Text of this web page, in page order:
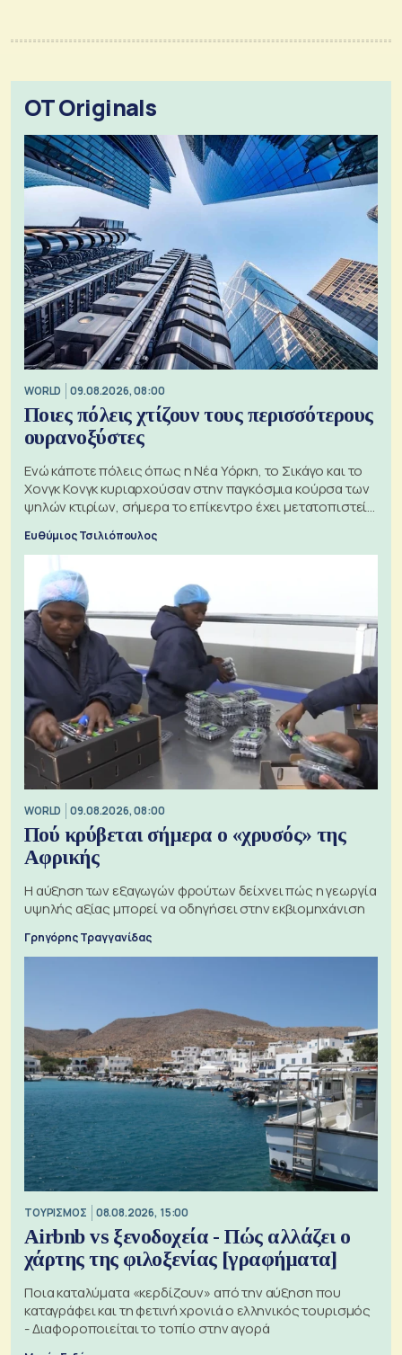
OT Originals
WORLD 09.08.2026, 08:00
Ποιες πόλεις χτίζουν τους περισσότερους
ουρανοξύστες
Ενώ κάποτε πόλεις όπως η Νέα Υόρκη, το Σικάγο και το
Χονγκ Κονγκ κυριαρχούσαν στην παγκόσμια κούρσα των
ψηλών κτιρίων, σήμερα το επίκεντρο έχει μετατοπιστεί
Ευθύμιος Τσιλιόπουλος
WORLD 09.08.2026, 08:00
Πού κρύβεται σήμερα ο «χρυσός» της
Αφρικής
Η αύξηση των εξαγωγών φρούτων δείχνει πώς η γεωργία
υψηλής αξίας μπορεί να οδηγήσει στην εκβιομηχάνιση
Γρηγόρης Τραγγανίδας
ΤΟΥΡΙΣΜΟΣ 08.08.2026, 15:00
Airbnb vs ξενοδοχεία - Πώς αλλάζει ο
χάρτης της φιλοξενίας [γραφήματα]
Ποια καταλύματα «κερδίζουν» από την αύξηση που
καταγράφει και τη φετινή χρονιά ο ελληνικός τουρισμός
- Διαφοροποιείται το τοπίο στην αγορά